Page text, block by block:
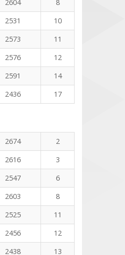
2604
8
2531
10
2573
11
2576
12
2591
14
2436 17
2674
2
2616
3
2547
6
2603
8
2525
11
2456
12
2438 13